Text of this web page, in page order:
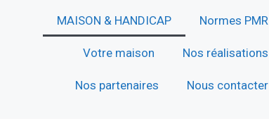
MAISON & HANDICAP Normes PMR
Votre maison Nos réalisations
Nos partenaires Nous contacter